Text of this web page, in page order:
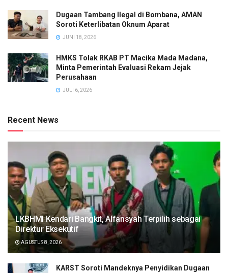
Dugaan Tambang Ilegal di Bombana, AMAN
Soroti Keterlibatan Oknum Aparat
JUNI 18, 2026
HMKS Tolak RKAB PT Macika Mada Madana,
Minta Pemerintah Evaluasi Rekam Jejak
Perusahaan
JULI 6, 2026
Recent News
LKBHMI Kendari Bangkit, Alfansyah Terpilih sebagai
Direktur Eksekutif
AGUSTUS 8, 2026
KARST Soroti Mandeknya Penyidikan Dugaan